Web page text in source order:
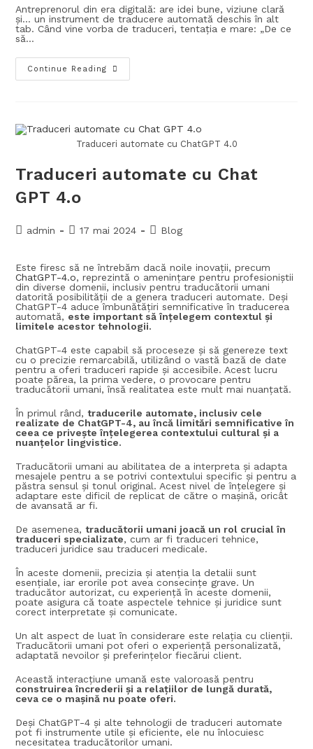
Antreprenorul din era digitală: are idei bune, viziune clară
și… un instrument de traducere automată deschis în alt
tab. Când vine vorba de traduceri, tentația e mare: „De ce
să…
Continue Reading
Traduceri automate cu ChatGPT 4.0
Traduceri automate cu Chat
GPT 4.o
admin 17 mai 2024 Blog
Este firesc să ne întrebăm dacă noile inovații, precum
ChatGPT-4.o, reprezintă o amenințare pentru profesioniștii
din diverse domenii, inclusiv pentru traducătorii umani
datorită posibilității de a genera traduceri automate. Deși
ChatGPT-4 aduce îmbunătățiri semnificative în traducerea
automată, este important să înțelegem contextul și
limitele acestor tehnologii.
ChatGPT-4 este capabil să proceseze și să genereze text
cu o precizie remarcabilă, utilizând o vastă bază de date
pentru a oferi traduceri rapide și accesibile. Acest lucru
poate părea, la prima vedere, o provocare pentru
traducătorii umani, însă realitatea este mult mai nuanțată.
În primul rând,traducerile automate, inclusiv cele
realizate de ChatGPT-4, au încă limitări semnificativeîn
ceea ce privește înțelegerea contextului cultural și a
nuanțelor lingvistice.
Traducătorii umani au abilitatea de a interpreta și adapta
mesajele pentru a se potrivi contextului specific și pentru a
păstra sensul și tonul original. Acest nivel de înțelegere și
adaptare este dificil de replicat de către o mașină, oricât
de avansată ar fi.
De asemenea,traducătorii umani joacă un rol crucial în
traduceri specializate, cum ar fi traduceri tehnice,
traduceri juridice sau traduceri medicale.
În aceste domenii, precizia și atenția la detalii sunt
esențiale, iar erorile pot avea consecințe grave. Un
traducător autorizat, cu experiență în aceste domenii,
poate asigura că toate aspectele tehnice și juridice sunt
corect interpretate și comunicate.
Un alt aspect de luat în considerare este relația cu clienții.
Traducătorii umani pot oferi o experiență personalizată,
adaptată nevoilor și preferințelor fiecărui client.
Această interacțiune umană este valoroasă pentru
construirea încrederii și a relațiilor de lungă durată,
ceva ce o mașină nu poate oferi.
Deși ChatGPT-4 și alte tehnologii de traduceri automate
pot fi instrumente utile și eficiente, ele nu înlocuiesc
necesitatea traducătorilor umani.